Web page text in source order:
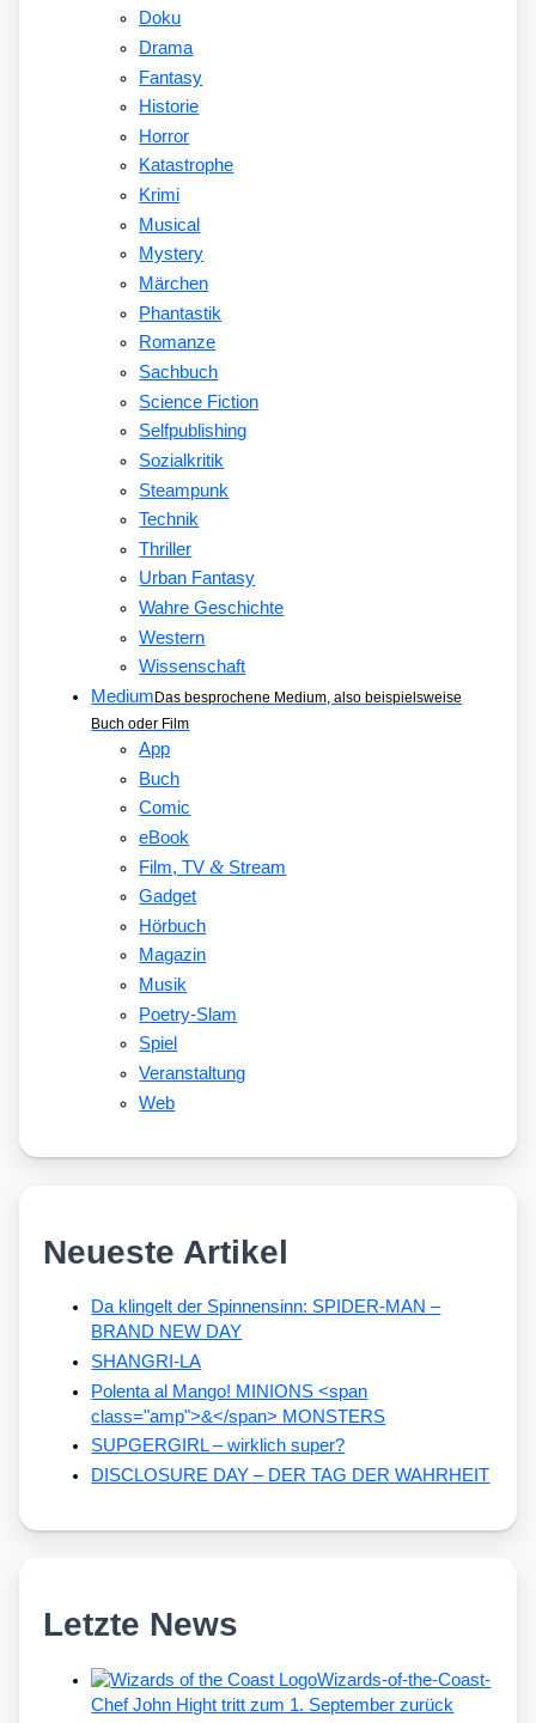
Doku
Drama
Fantasy
Historie
Horror
Katastrophe
Krimi
Musical
Mystery
Märchen
Phantastik
Romanze
Sachbuch
Science Fiction
Selfpublishing
Sozialkritik
Steampunk
Technik
Thriller
Urban Fantasy
Wahre Geschichte
Western
Wissenschaft
Medium Das besprochene Medium, also beispielsweise
Buch oder Film
App
Buch
Comic
eBook
Film, TV&Stream
Gadget
Hörbuch
Magazin
Musik
Poetry-Slam
Spiel
Veranstaltung
Web
Neueste Artikel
Da klingelt der Spinnensinn: SPIDER-MAN –
BRAND NEW DAY
SHANGRI-LA
Polenta al Mango! MINIONS <span
class="amp">&</span> MONSTERS
SUPGERGIRL – wirklich super?
DISCLOSURE DAY – DER TAG DER WAHRHEIT
Letzte News
Wizards-of-the-Coast-
Chef John Hight tritt zum 1. September zurück